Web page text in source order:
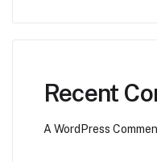
Recent
A WordPress